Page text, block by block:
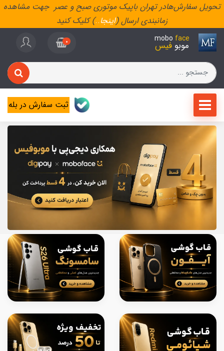
تحویل سفارش‌هادر تهران باپیک موتوری صبح و عصر جهت مشاهده
زمانبندی ارسال (اینجا..) کلیک کنید
mobo face
موبو فیس 0
ثبت سفارش در بله